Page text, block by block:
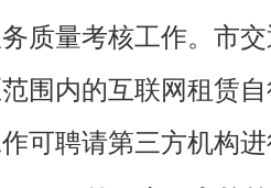
质量考核工作。市
围内的互联网租赁
可聘请第三方机构